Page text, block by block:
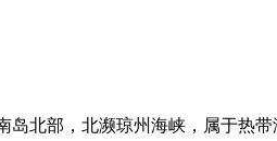
北部，北濒琼州海峡，属于热带